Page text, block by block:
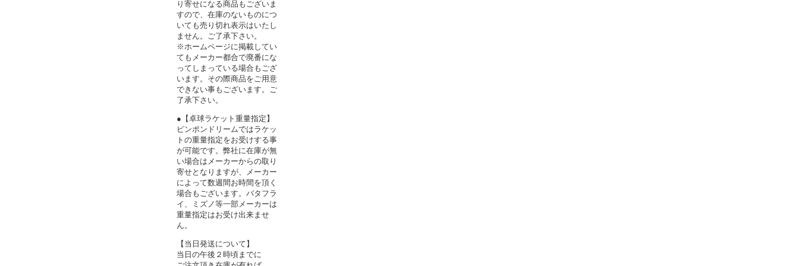
り寄せになる商品もございま
すので、在庫のないものにつ
いても売り切れ表示はいたし
ません。ご了承下さい。
※ホームページに掲載してい
てもメーカー都合で廃番にな
ってしまっている場合もござ
います。その際商品をご用意
できない事もございます。ご
了承下さい。
●【卓球ラケット重量指定】
ピンポンドリームではラケッ
トの重量指定をお受けする事
が可能です。弊社に在庫が無
い場合はメーカーからの取り
寄せとなりますが、メーカー
によって数週間お時間を頂く
場合もございます。バタフラ
イ、ミズノ等一部メーカーは
重量指定はお受け出来ませ
ん。
【当日発送について】
当日の午後２時頃までに